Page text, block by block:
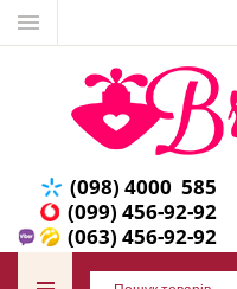
(098) 4000 585
(099) 456-92-92
(063) 456-92-92